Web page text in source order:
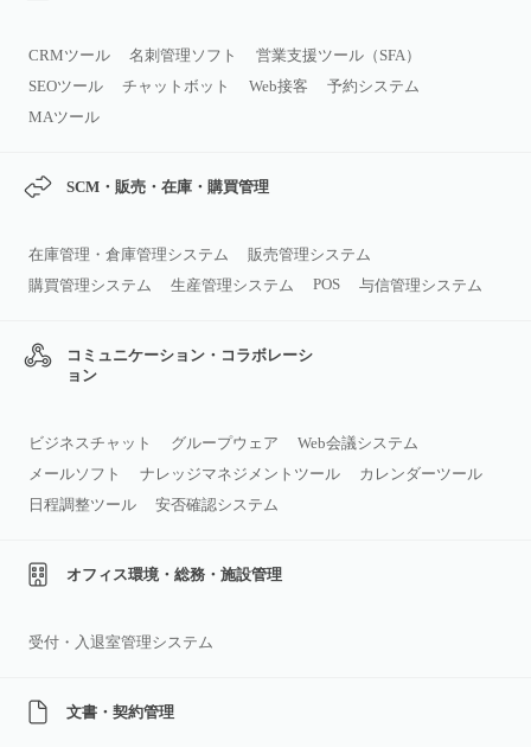
CRMツール 名刺管理ソフト
営業支援ツール（SFA）
SEOツール
チャットボット Web接客
予約システム
MAツール
SCM・販売・在庫・購買管理
在庫管理・倉庫管理システム
販売管理システム
購買管理システム
生産管理システム POS 与信管理システム
コミュニケーション・コラボレーシ
ョン
ビジネスチャット グループウェア
Web会議システム
メールソフト
ナレッジマネジメントツール
カレンダーツール
日程調整ツール
安否確認システム
オフィス環境・総務・施設管理
受付・入退室管理システム
文書・契約管理